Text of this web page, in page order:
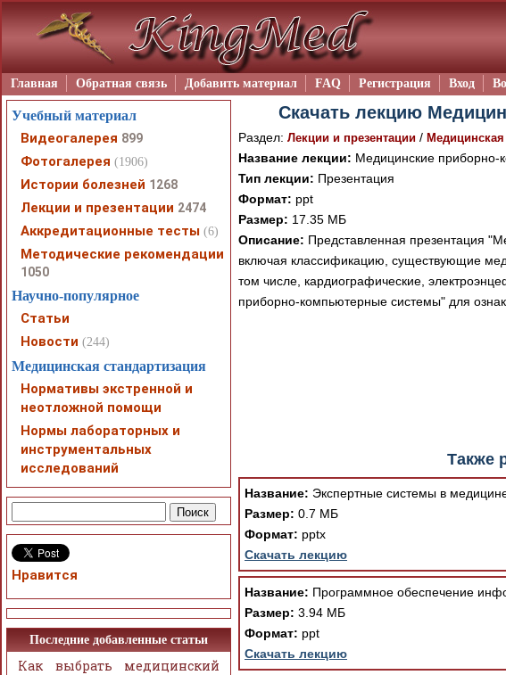
Главная Обратная связь Добавить материал FAQ Регистрация Вход
Скачать лекцию
Раздел: Лекции и презентации /
Название лекции: Медицинские приборно-
Тип лекции: Презентация
Формат: ppt
Размер: 17.35 МБ
Описание: Представленная презентация
включая классификацию, существующие
том числе, кардиографические,
приборно-компьютерные системы" для
При просмотре в режиме "Читать
поддержки Вашим браузером
ошибка устраняется Вашим
Также
Название: Экспертные системы в
Размер: 0.7 МБ
Формат: pptx
Скачать лекцию
Название: Программное обеспечение
Размер: 3.94 МБ
Формат: ppt
Скачать лекцию
Учебный материал
Видеогалерея 899
Фотогалерея (1906)
Истории болезней 1268
Лекции и презентации 2474
Аккредитационные тесты (6)
Методические рекомендации
1050
Научно-популярное
Статьи
Новости (244)
Медицинская стандартизация
Нормативы экстренной и
неотложной помощи
Нормы лабораторных и
инструментальных
исследований
Нравится
Последние добавленные статьи
Как выбрать медицинский